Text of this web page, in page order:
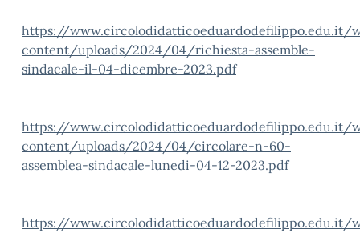
https://www.circolodidatticoeduardodefilippo.edu.it/
content/uploads/2024/04/richiesta-assemble-
sindacale-il-04-dicembre-2023.pdf
https://www.circolodidatticoeduardodefilippo.edu.it/
content/uploads/2024/04/circolare-n-60-
assemblea-sindacale-lunedi-04-12-2023.pdf
https://www.circolodidatticoeduardodefilippo.edu.it/